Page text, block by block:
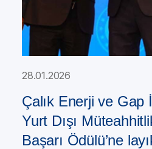
28.01.2026
Çalık Enerji ve Gap
Yurt Dışı
Başarı Ödülü’ne